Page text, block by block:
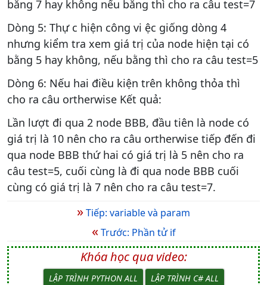
bằng 7 hay không nếu bằng thì cho ra câu test=7
Dòng 5: Thự c hiện công vi ệc giống dòng 4
nhưng kiểm tra xem giá trị của node hiện tại có
bằng 5 hay không, nếu bằng thì cho ra câu test=5
Dòng 6: Nếu hai điều kiện trên không thỏa thì
cho ra câu ortherwise Kết quả:
Lần lượt đi qua 2 node BBB, đầu tiên là node có
giá trị là 10 nên cho ra câu ortherwise tiếp đến đi
qua node BBB thứ hai có giá trị là 5 nên cho ra
câu test=5, cuối cùng là đi qua node BBB cuối
cùng có giá trị là 7 nên cho ra câu test=7.
»Tiếp: variable và param
«Trước: Phần tử if
Khóa học qua video:
LẬP TRÌNH PYTHON ALL LẬP TRÌNH C# ALL